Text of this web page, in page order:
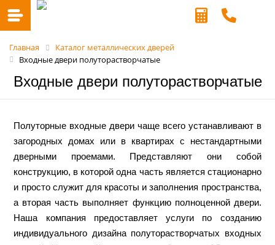
Главная
Каталог металлических дверей
Входные двери полуторастворчатые
Входные двери полуторастворчатые
Полуторные входные двери чаще всего устанавливают в
загородных домах или в квартирах с нестандартными
дверными проемами. Представляют они собой
конструкцию, в которой одна часть является стационарно
и просто служит для красоты и заполнения пространства,
а вторая часть выполняет функцию полноценной двери.
Наша компания предоставляет услуги по созданию
индивидуального дизайна полуторастворчатых входных